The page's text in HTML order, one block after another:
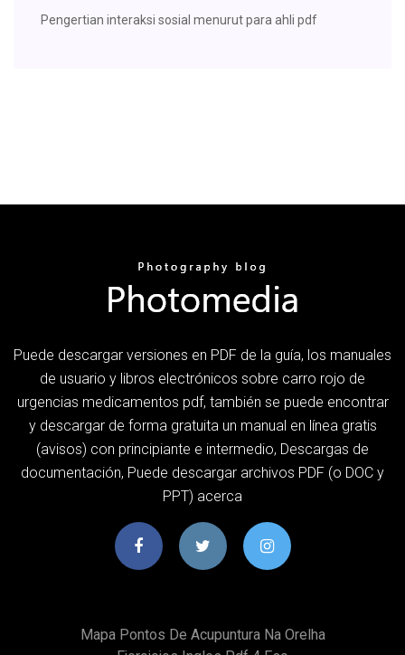
Pengertian interaksi sosial menurut para ahli pdf
Puede descargar versiones en PDF de la guía, los manuales
de usuario y libros electrónicos sobre carro rojo de
urgencias medicamentos pdf, también se puede encontrar
y descargar de forma gratuita un manual en línea gratis
(avisos) con principiante e intermedio, Descargas de
documentación, Puede descargar archivos PDF (o DOC y
PPT) acerca
Mapa Pontos De Acupuntura Na Orelha